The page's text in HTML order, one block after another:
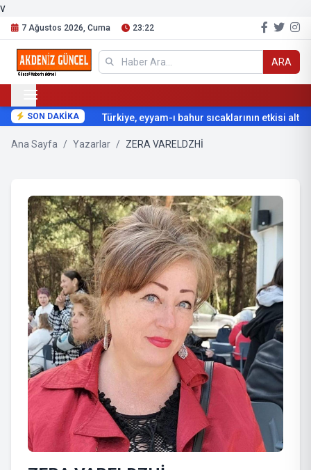
v
7 Ağustos 2026, Cuma 23:22
ARA
SON DAKİKA Türkiye, eyyam-ı bahur sıcaklarının etkisi
Ana Sayfa / Yazarlar / ZERA VARELDZHİ